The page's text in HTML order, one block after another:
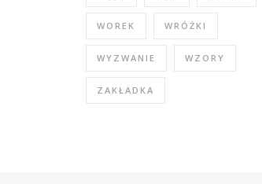
WOREK WRÓŻKI
WYZWANIE WZORY
ZAKŁADKA